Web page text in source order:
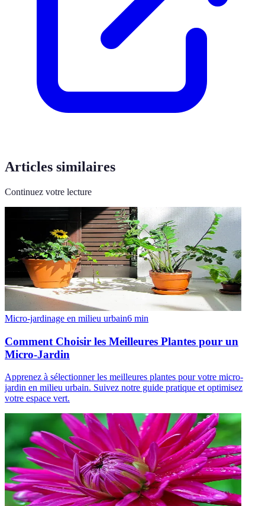
Articles similaires
Continuez votre lecture
Micro-jardinage en milieu urbain6 min
Comment Choisir les Meilleures Plantes pour un
Micro-Jardin
Apprenez à sélectionner les meilleures plantes pour votre micro-
jardin en milieu urbain. Suivez notre guide pratique et optimisez
votre espace vert.